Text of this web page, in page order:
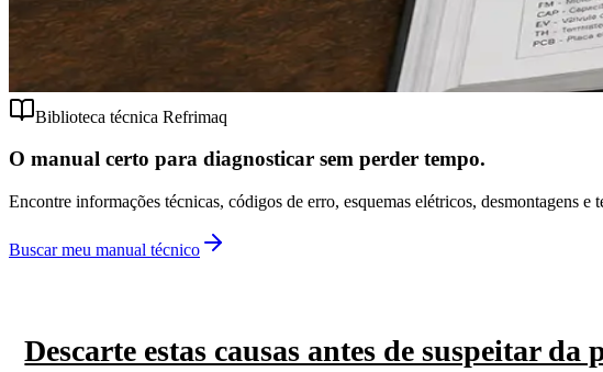
Biblioteca técnica Refrimaq
O manual certo para diagnosticar sem perder tempo.
Encontre informações técnicas, códigos de erro, esquemas elétricos, desmontagens e
Buscar meu manual técnico
Descarte estas causas antes de suspeitar da